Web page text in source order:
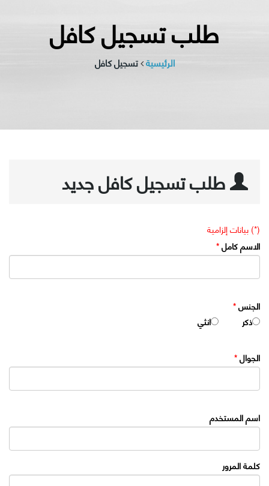
طلب تسجيل كافل
الرئيسية تسجيل كافل
طلب تسجيل كافل جديد
(*) بيانات إلزامية
الاسم كامل *
الجنس *
ذكر
انثي
الجوال *
اسم المستخدم
كلمة المرور